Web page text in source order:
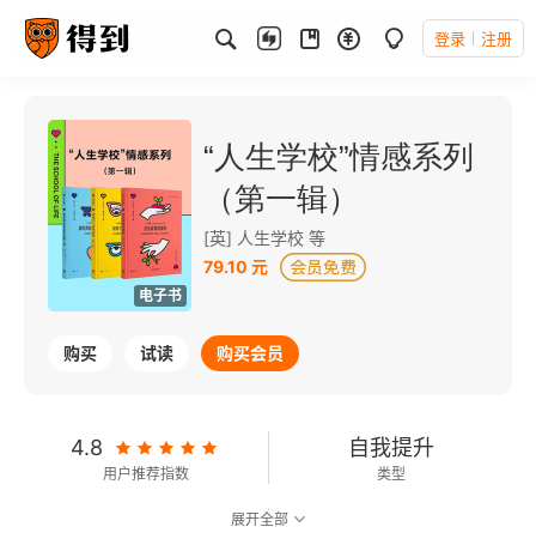
登录 注册
电子书
“人生学校”情感系列
（第一辑）
[英] 人生学校 等
79.10 元
购买 试读 购买会员
4.8
用户推荐指数
自我提升
类型
展开全部